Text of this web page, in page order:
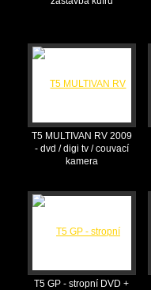
T5 MULTIVAN RV 2009
- dvd / digi tv / couvací
kamera
T5 GP - stropní DVD +